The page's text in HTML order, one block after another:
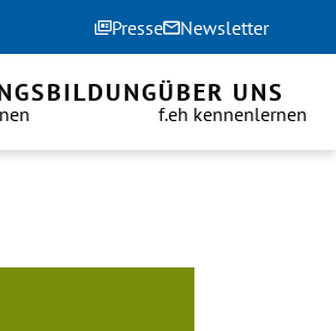
Presse Newsletter
ÜBER UNS
f.eh kennenlernen